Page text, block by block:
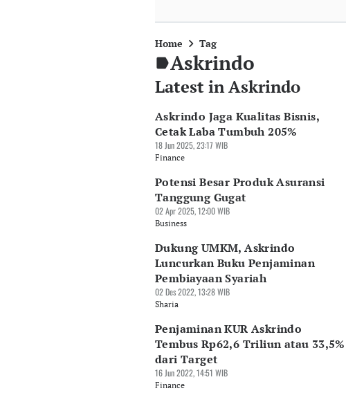
Home Tag
Askrindo
Latest in Askrindo
Askrindo Jaga Kualitas Bisnis,
Cetak Laba Tumbuh 205%
18 Jun 2025, 23:17 WIB
Finance
Potensi Besar Produk Asuransi
Tanggung Gugat
02 Apr 2025, 12:00 WIB
Business
Dukung UMKM, Askrindo
Luncurkan Buku Penjaminan
Pembiayaan Syariah
02 Des 2022, 13:28 WIB
Sharia
Penjaminan KUR Askrindo
Tembus Rp62,6 Triliun atau 33,5%
dari Target
16 Jun 2022, 14:51 WIB
Finance